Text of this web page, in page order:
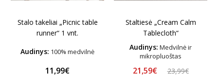
Stalo takeliai „Picnic table
runner“ 1 vnt.
Audinys: 100% medvilnė
11,99€
Staltiesė „Cream Calm
Tablecloth“
Audinys: Medvilnė ir
mikropluoštas
21,59€ 23,99€